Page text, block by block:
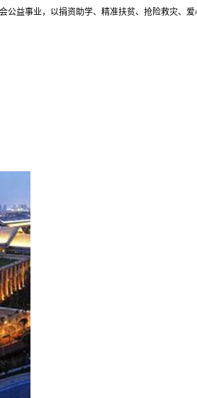
益事业，以捐资助学、精准扶贫、抢险救灾、